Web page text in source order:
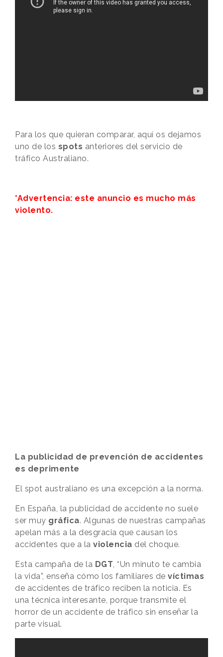
Para los que quieran comparar, aquí os dejamos
uno de los spots anteriores del servicio de
tráfico Australiano.
*Advertencia: este anuncio es mucho más
violento.
La publicidad de prevención de accidentes
es deprimente
El spot australiano es una excepción a la norma.
En España, la publicidad de accidente no suele
ser muy gráfica. Algunas de nuestras campañas
apelan más a la desgracia que causan los
accidentes que a la violencia del choque.
Esta campaña de la DGT , “Un minuto te cambia
la vida”, enseña cómo los familiares de víctimas
de accidentes de tráfico reciben la noticia. Es
una técnica interesante, porque transmite el
horror de un accidente de tráfico sin enseñar la
parte visual.